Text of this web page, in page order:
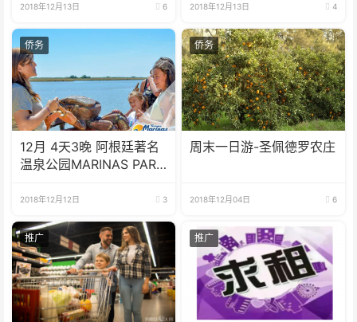
2018年12月13日 6 2018年12月13日 4
侨务
12月 4天3晚 阿根廷著名
温泉公园MARINAS PARK
2018年12月12日 3
侨务
周末一日游-圣佩德罗农庄
2018年12月04日 6
推广 推广